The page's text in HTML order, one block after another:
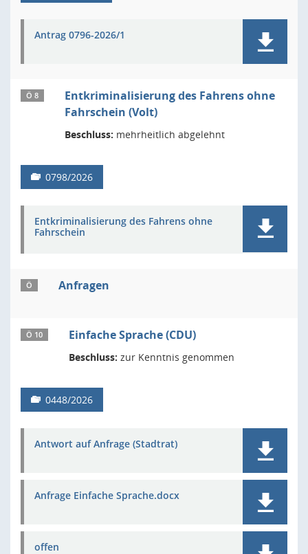
Antrag 0796-2026/1
Ö 8
Entkriminalisierung des Fahrens ohne
Fahrschein (Volt)
Beschluss: mehrheitlich abgelehnt
0798/2026
Entkriminalisierung des Fahrens ohne
Fahrschein
Ö Anfragen
Ö 10 Einfache Sprache (CDU)
Beschluss: zur Kenntnis genommen
0448/2026
Antwort auf Anfrage (Stadtrat)
Anfrage Einfache Sprache.docx
offen